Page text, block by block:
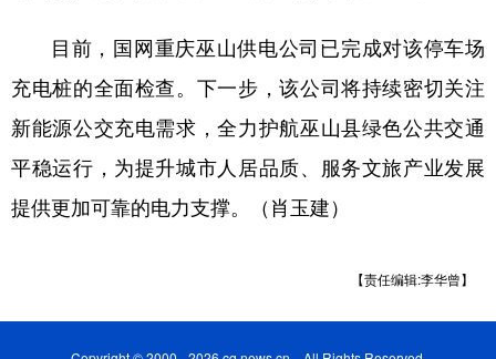
目前，国网重庆巫山供电公司已完成对该停车场
充电桩的全面检查。下一步，该公司将持续密切关注
新能源公交充电需求，全力护航巫山县绿色公共交通
平稳运行，为提升城市人居品质、服务文旅产业发展
提供更加可靠的电力支撑。（肖玉建）
【责任编辑:李华曾】